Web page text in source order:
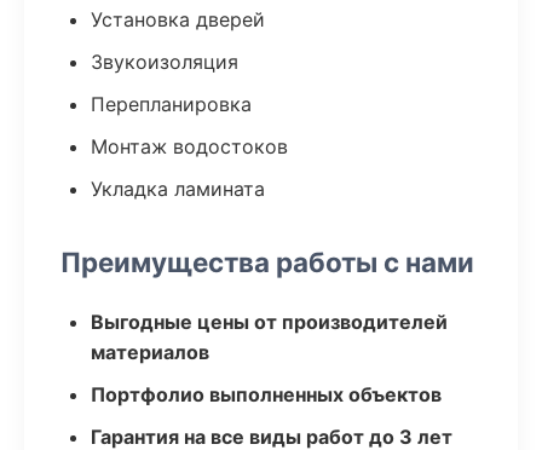
Установка дверей
Звукоизоляция
Перепланировка
Монтаж водостоков
Укладка ламината
Преимущества работы с нами
Выгодные цены от производителей
материалов
Портфолио выполненных объектов
Гарантия на все виды работ до 3 лет